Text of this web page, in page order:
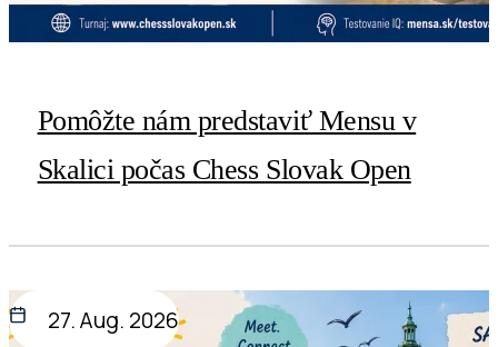
Pomôžte nám predstaviť Mensu v
Skalici počas Chess Slovak Open
27. Aug. 2026